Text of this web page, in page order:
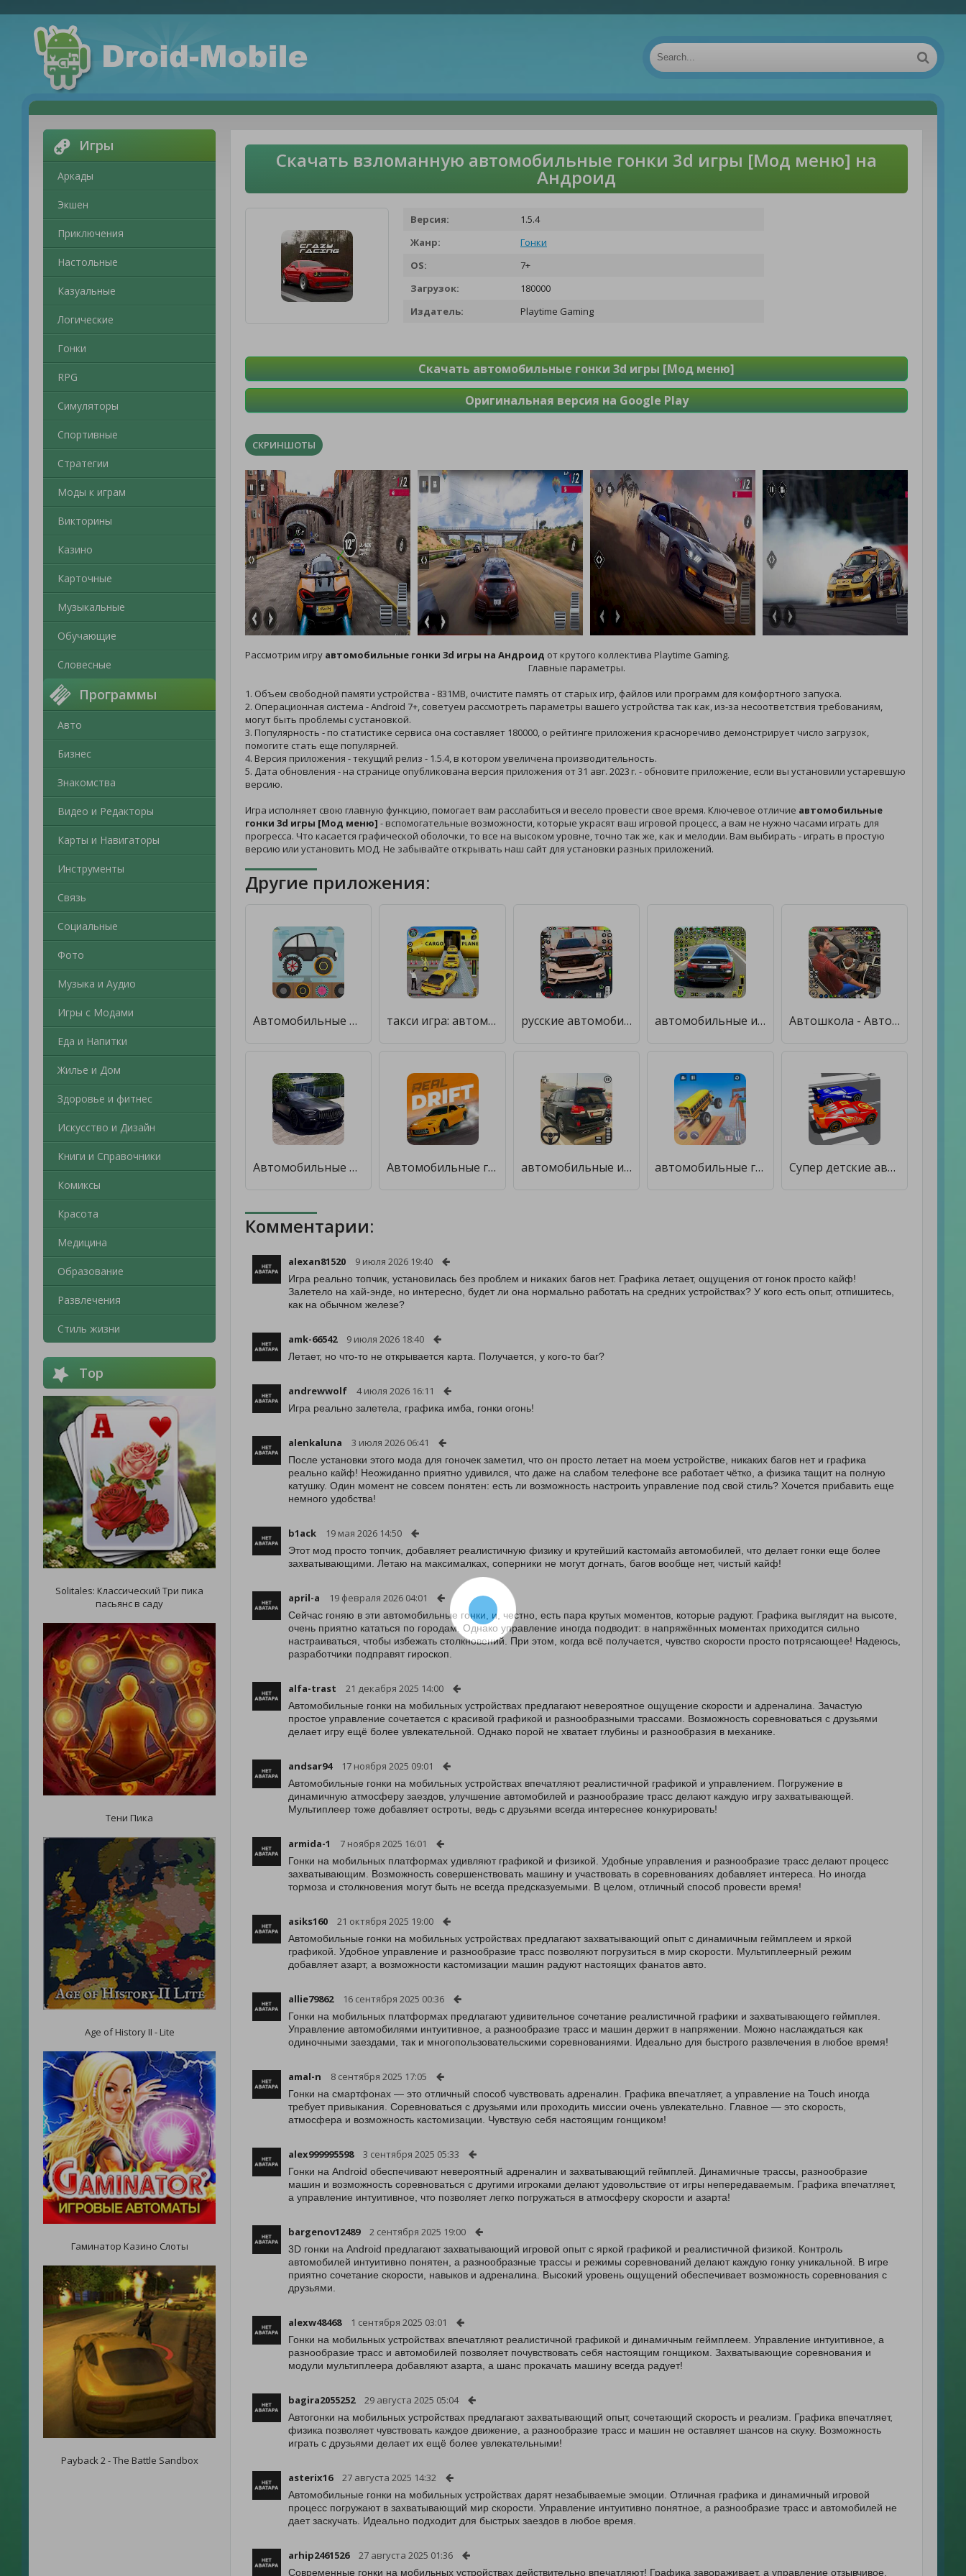
Игры
Аркады
Экшен
Приключения
Настольные
Казуальные
Логические
Гонки
RPG
Симуляторы
Спортивные
Стратегии
Моды к играм
Викторины
Казино
Карточные
Музыкальные
Обучающие
Словесные
Программы
Авто
Бизнес
Знакомства
Видео и Редакторы
Карты и Навигаторы
Инструменты
Связь
Социальные
Фото
Музыка и Аудио
Игры с Модами
Еда и Напитки
Жилье и Дом
Здоровье и фитнес
Искусство и Дизайн
Книги и Справочники
Комиксы
Красота
Медицина
Образование
Развлечения
Стиль жизни
Top
Solitales: Классический Три пика
пасьянс в саду
Тени Пика
Age of History II - Lite
Гаминатор Казино Слоты
Payback 2 - The Battle Sandbox
Скачать взломанную автомобильные гонки 3d игры [Мод меню] на
Андроид
Версия:
1.5.4
Жанр:
Гонки
OS:
7+
Загрузок:
180000
Издатель:
Playtime Gaming
Скачать автомобильные гонки 3d игры [Мод меню]
Оригинальная версия на Google Play
СКРИНШОТЫ
Рассмотрим игру автомобильные гонки 3d игры на Андроид от крутого коллектива Playtime Gaming.
Главные параметры.
1. Объем свободной памяти устройства - 831MB, очистите память от старых игр, файлов или программ для комфортного запуска.
2. Операционная система - Android 7+, советуем рассмотреть параметры вашего устройства так как, из-за несоответствия требованиям,
могут быть проблемы с установкой.
3. Популярность - по статистике сервиса она составляет 180000, о рейтинге приложения красноречиво демонстрирует число загрузок,
помогите стать еще популярней.
4. Версия приложения - текущий релиз - 1.5.4, в котором увеличена производительность.
5. Дата обновления - на странице опубликована версия приложения от 31 авг. 2023 г. - обновите приложение, если вы установили устаревшую
версию.
Игра исполняет свою главную функцию, помогает вам расслабиться и весело провести свое время. Ключевое отличие автомобильные
гонки 3d игры [Мод меню] - вспомогательные возможности, которые украсят ваш игровой процесс, а вам не нужно часами играть для
прогресса. Что касается графической оболочки, то все на высоком уровне, точно так же, как и мелодии. Вам выбирать - играть в простую
версию или установить МОД. Не забывайте открывать наш сайт для установки разных приложений.
Другие приложения:
Автомобильные игры для малышей [Много денег] такси игра: автомобильные игры [Мод меню] русские автомобильные игры 3d [Много денег] автомобильные игры 2022 года [Мод меню] Автошкола - Автомобильные игры [Мод меню]
Автомобильные игры Симулятор [Много монет] Автомобильные гонки Дрифт игры [Много денег] автомобильные игры 3d [Бесплатные покупки] автомобильные гонки гонки игры [Много монет] Супер детские автомобильные гонки в пробках [Много денег]
Комментарии:
alexan81520 9 июля 2026 19:40
Игра реально топчик, установилась без проблем и никаких багов нет. Графика летает, ощущения от гонок просто кайф!
Залетело на хай-энде, но интересно, будет ли она нормально работать на средних устройствах? У кого есть опыт, отпишитесь,
как на обычном железе?
amk-66542 9 июля 2026 18:40
Летает, но что-то не открывается карта. Получается, у кого-то баг?
andrewwolf 4 июля 2026 16:11
Игра реально залетела, графика имба, гонки огонь!
alenkaluna 3 июля 2026 06:41
После установки этого мода для гоночек заметил, что он просто летает на моем устройстве, никаких багов нет и графика
реально кайф! Неожиданно приятно удивился, что даже на слабом телефоне все работает чётко, а физика тащит на полную
катушку. Один момент не совсем понятен: есть ли возможность настроить управление под свой стиль? Хочется прибавить еще
немного удобства!
b1ack 19 мая 2026 14:50
Этот мод просто топчик, добавляет реалистичную физику и крутейший кастомайз автомобилей, что делает гонки еще более
захватывающими. Летаю на максималках, соперники не могут догнать, багов вообще нет, чистый кайф!
april-a 19 февраля 2026 04:01
Сейчас гоняю в эти автомобильные гонки, и, честно, есть пара крутых моментов, которые радуют. Графика выглядит на высоте,
очень приятно кататься по городам. Однако управление иногда подводит: в напряжённых моментах приходится сильно
настраиваться, чтобы избежать столкновений. При этом, когда всё получается, чувство скорости просто потрясающее! Надеюсь,
разработчики подправят гироскоп.
alfa-trast 21 декабря 2025 14:00
Автомобильные гонки на мобильных устройствах предлагают невероятное ощущение скорости и адреналина. Зачастую
простое управление сочетается с красивой графикой и разнообразными трассами. Возможность соревноваться с друзьями
делает игру ещё более увлекательной. Однако порой не хватает глубины и разнообразия в механике.
andsar94 17 ноября 2025 09:01
Автомобильные гонки на мобильных устройствах впечатляют реалистичной графикой и управлением. Погружение в
динамичную атмосферу заездов, улучшение автомобилей и разнообразие трасс делают каждую игру захватывающей.
Мультиплеер тоже добавляет остроты, ведь с друзьями всегда интереснее конкурировать!
armida-1 7 ноября 2025 16:01
Гонки на мобильных платформах удивляют графикой и физикой. Удобные управления и разнообразие трасс делают процесс
захватывающим. Возможность совершенствовать машину и участвовать в соревнованиях добавляет интереса. Но иногда
тормоза и столкновения могут быть не всегда предсказуемыми. В целом, отличный способ провести время!
asiks160 21 октября 2025 19:00
Автомобильные гонки на мобильных устройствах предлагают захватывающий опыт с динамичным геймплеем и яркой
графикой. Удобное управление и разнообразие трасс позволяют погрузиться в мир скорости. Мультиплеерный режим
добавляет азарт, а возможности кастомизации машин радуют настоящих фанатов авто.
allie79862 16 сентября 2025 00:36
Гонки на мобильных платформах предлагают удивительное сочетание реалистичной графики и захватывающего геймплея.
Управление автомобилями интуитивное, а разнообразие трасс и машин держит в напряжении. Можно наслаждаться как
одиночными заездами, так и многопользовательскими соревнованиями. Идеально для быстрого развлечения в любое время!
amal-n 8 сентября 2025 17:05
Гонки на смартфонах — это отличный способ чувствовать адреналин. Графика впечатляет, а управление на Touch иногда
требует привыкания. Соревноваться с друзьями или проходить миссии очень увлекательно. Главное — это скорость,
атмосфера и возможность кастомизации. Чувствую себя настоящим гонщиком!
alex999995598 3 сентября 2025 05:33
Гонки на Android обеспечивают невероятный адреналин и захватывающий геймплей. Динамичные трассы, разнообразие
машин и возможность соревноваться с другими игроками делают удовольствие от игры непередаваемым. Графика впечатляет,
а управление интуитивное, что позволяет легко погружаться в атмосферу скорости и азарта!
bargenov12489 2 сентября 2025 19:00
3D гонки на Android предлагают захватывающий игровой опыт с яркой графикой и реалистичной физикой. Контроль
автомобилей интуитивно понятен, а разнообразные трассы и режимы соревнований делают каждую гонку уникальной. В игре
приятно сочетание скорости, навыков и адреналина. Высокий уровень ощущений обеспечивает возможность соревнования с
друзьями.
alexw48468 1 сентября 2025 03:01
Гонки на мобильных устройствах впечатляют реалистичной графикой и динамичным геймплеем. Управление интуитивное, а
разнообразие трасс и автомобилей позволяет почувствовать себя настоящим гонщиком. Захватывающие соревнования и
модули мультиплеера добавляют азарта, а шанс прокачать машину всегда радует!
bagira2055252 29 августа 2025 05:04
Автогонки на мобильных устройствах предлагают захватывающий опыт, сочетающий скорость и реализм. Графика впечатляет,
физика позволяет чувствовать каждое движение, а разнообразие трасс и машин не оставляет шансов на скуку. Возможность
играть с друзьями делает их ещё более увлекательными!
asterix16 27 августа 2025 14:32
Автомобильные гонки на мобильных устройствах дарят незабываемые эмоции. Отличная графика и динамичный игровой
процесс погружают в захватывающий мир скорости. Управление интуитивно понятное, а разнообразие трасс и автомобилей не
дает заскучать. Идеально подходит для быстрых заездов в любое время.
arhip2461526 27 августа 2025 01:36
Современные гонки на мобильных устройствах действительно впечатляют! Графика завораживает, а управление отзывчивое.